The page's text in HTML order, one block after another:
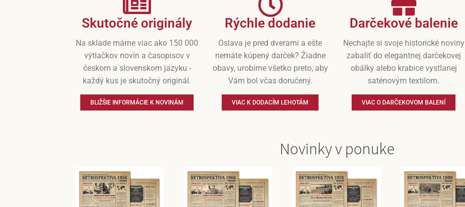
Skutočné originály
Na sklade máme viac ako 150 000
výtlačkov novín a časopisov v
českom a slovenskom jazyku -
každý kus je skutočný originál.
BLIŽŠIE INFORMÁCIE K NOVINÁM
Rýchle dodanie
Oslava je pred dverami a ešte
nemáte kúpený darček? Žiadne
obavy, urobíme všetko preto, aby
Vám bol včas doručený.
VIAC K DODACÍM LEHOTÁM
Darčekové balenie
Nechajte si svoje historické noviny
zabaliť do elegantnej darčekovej
obálky alebo krabice vystlanej
saténovým textilom.
VIAC O DARČEKOVOM BALENÍ
Novinky v ponuke